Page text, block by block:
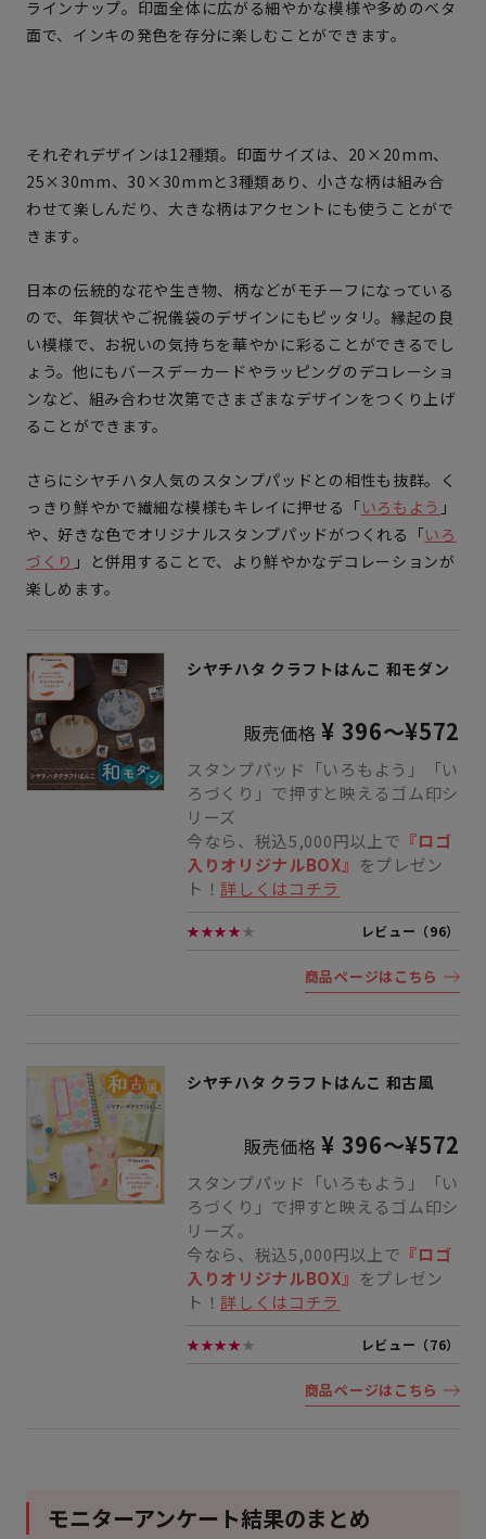
ラインナップ。印面全体に広がる細やかな模様や多めのベタ
面で、インキの発色を存分に楽しむことができます。
それぞれデザインは12種類。印面サイズは、20×20mm、
25×30mm、30×30mmと3種類あり、小さな柄は組み合
わせて楽しんだり、大きな柄はアクセントにも使うことがで
きます。
日本の伝統的な花や生き物、柄などがモチーフになっている
ので、年賀状やご祝儀袋のデザインにもピッタリ。縁起の良
い模様で、お祝いの気持ちを華やかに彩ることができるでし
ょう。他にもバースデーカードやラッピングのデコレーショ
ンなど、組み合わせ次第でさまざまなデザインをつくり上げ
ることができます。
さらにシヤチハタ人気のスタンプパッドとの相性も抜群。く
っきり鮮やかで繊細な模様もキレイに押せる「いろもよう 」
や、好きな色でオリジナルスタンプパッドがつくれる「いろ
づくり 」と併用することで、より鮮やかなデコレーションが
楽しめます。
シヤチハタ クラフトはんこ 和モダン
販売価格¥ 396～¥572
スタンプパッド「いろもよう」「い
ろづくり」で押すと映えるゴム印シ
リーズ
今なら、税込5,000円以上で 『ロゴ
入りオリジナルBOX』 をプレゼン
ト！詳しくはコチラ
★★★★★ レビュー（96）
商品ページはこちら
シヤチハタ クラフトはんこ 和古風
販売価格¥ 396～¥572
スタンプパッド「いろもよう」「い
ろづくり」で押すと映えるゴム印シ
リーズ。
今なら、税込5,000円以上で 『ロゴ
入りオリジナルBOX』 をプレゼン
ト！詳しくはコチラ
★★★★★ レビュー（76）
商品ページはこちら
モニターアンケート結果のまとめ